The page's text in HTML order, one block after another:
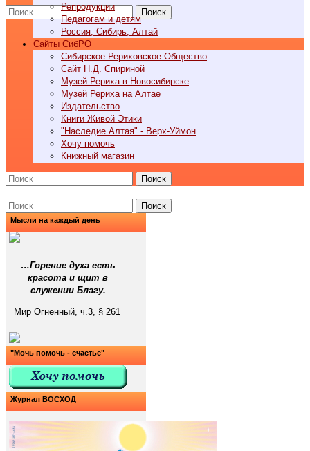
Поиск
Репродукции
Педагогам и детям
Россия, Сибирь, Алтай
Cайты СибРО
Сибирское Рериховское Общество
Сайт Н.Д. Спириной
Музей Рериха в Новосибирске
Музей Рериха на Алтае
Издательство
Книги Живой Этики
"Наследие Алтая" - Верх-Уймон
Хочу помочь
Книжный магазин
Поиск
Поиск
Мысли на каждый день
…Горение духа есть
красота и щит в
служении Благу.
Мир Огненный, ч.3, § 261
"Мочь помочь - счастье"
Журнал ВОСХОД